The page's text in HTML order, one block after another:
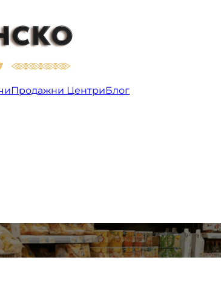
Продажни ЦентриБлог